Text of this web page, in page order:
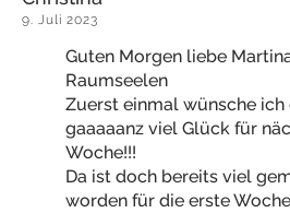
9. Juli 2023
Guten Morgen liebe
Raumseelen
Zuerst einmal wünsche ich
gaaaaanz viel Glück für
Woche!!!
Da ist doch bereits viel
worden für die erste